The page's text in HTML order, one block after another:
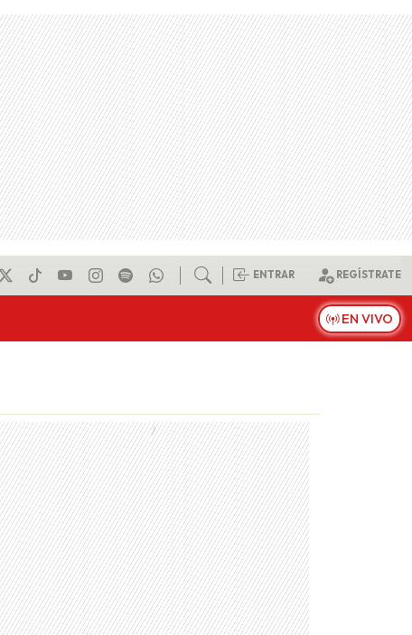
ENTRAR REGÍSTRATE
EN VIVO